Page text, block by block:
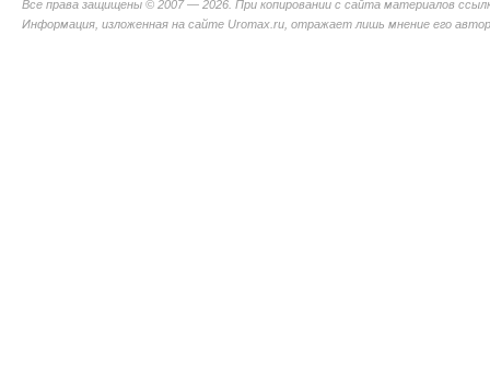
Все права защищены © 2007 — 2026. При копировании с сайта материалов
Информация, изложенная на сайте Uromax.ru, отражает лишь мнение его